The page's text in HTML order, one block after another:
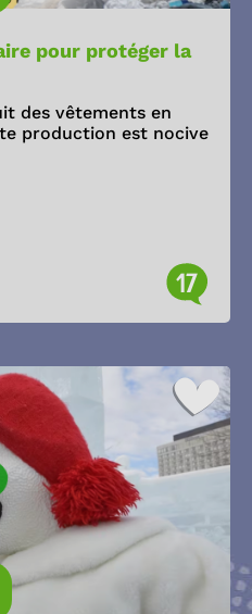
pour protéger la
des vêtements en
production est nocive
17